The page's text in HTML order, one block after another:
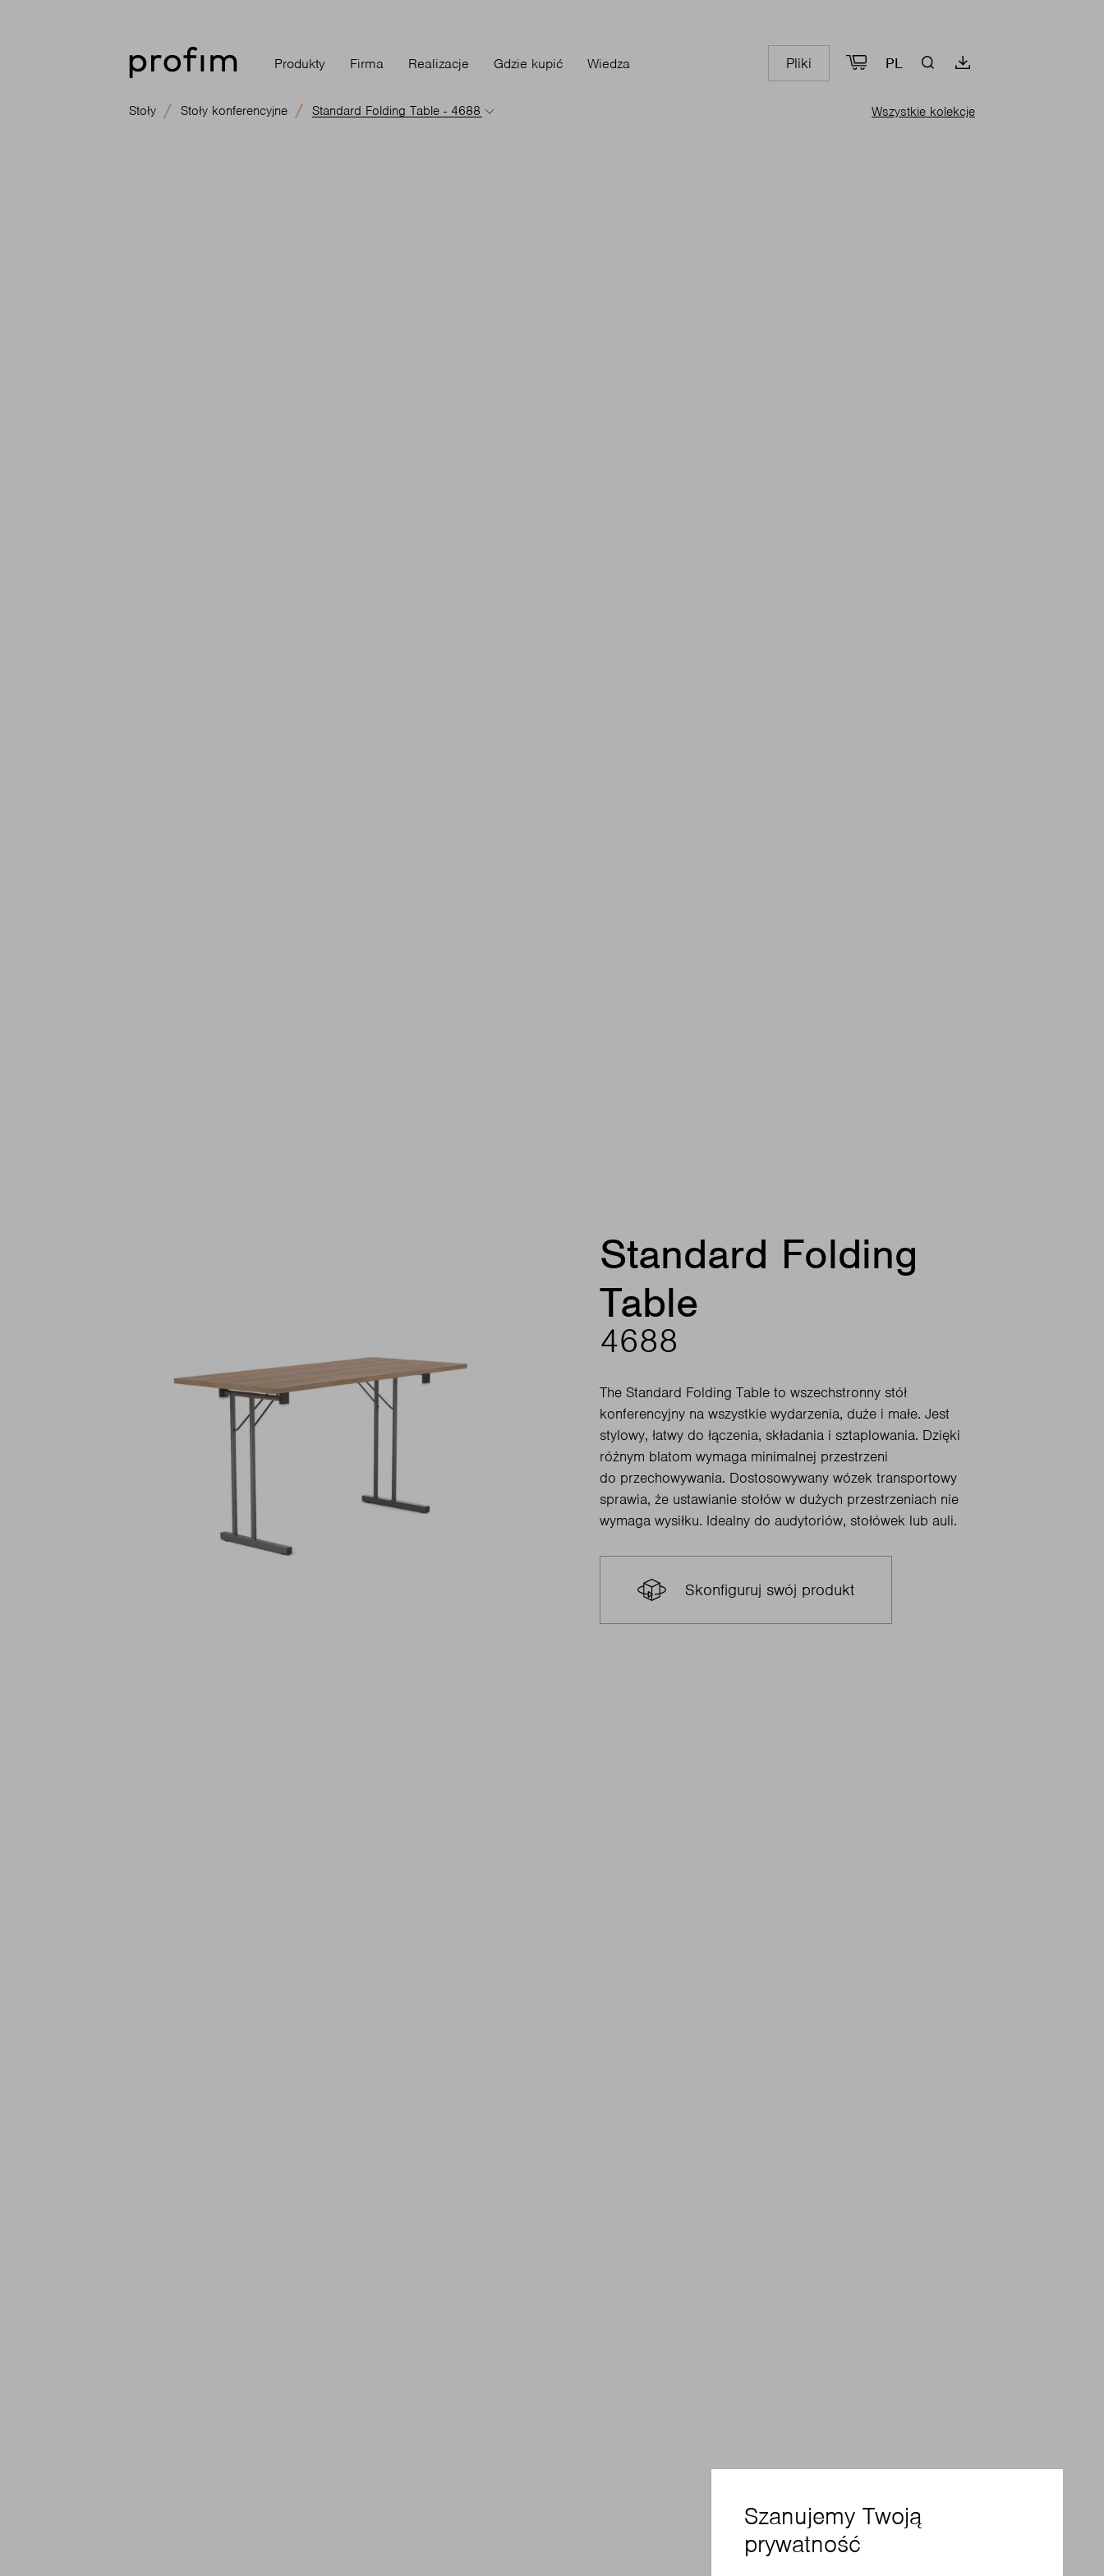
Produkty Firma Realizacje Gdzie kupić Wiedza Pliki PL
Stoły Stoły konferencyjne Standard Folding Table - 4688 Wszystkie kolekcje
Standard Folding
Table
4688
The Standard Folding Table to wszechstronny stół
konferencyjny na wszystkie wydarzenia, duże i małe. Jest
stylowy, łatwy do łączenia, składania i sztaplowania. Dzięki
różnym blatom wymaga minimalnej przestrzeni
do przechowywania. Dostosowywany wózek transportowy
sprawia, że ustawianie stołów w dużych przestrzeniach nie
wymaga wysiłku. Idealny do audytoriów, stołówek lub auli.
Skonfiguruj swój produkt
Szanujemy Twoją
prywatność